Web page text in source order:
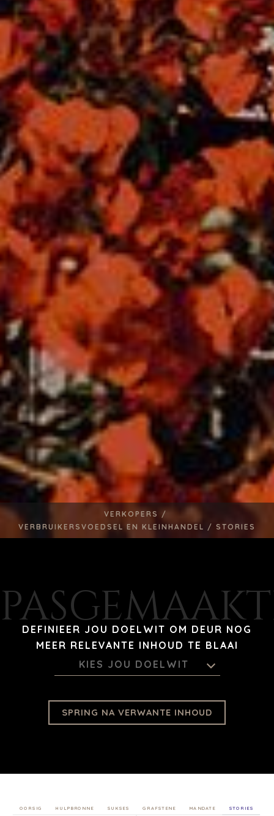
VERKOPERS /
VERBRUIKERSVOEDSEL EN KLEINHANDEL / STORIES
DEFINIEER JOU DOELWIT OM DEUR NOG
MEER RELEVANTE INHOUD TE BLAAI
KIES JOU DOELWIT
SPRING NA VERWANTE INHOUD
OORSIG HULPBRONNE SUKSES GRAFSTENE MANDATE STORIES